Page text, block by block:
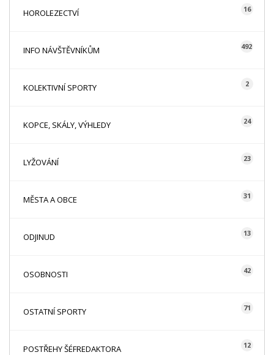
HOROLEZECTVÍ 16
INFO NÁVŠTĚVNÍKŮM 492
KOLEKTIVNÍ SPORTY 2
KOPCE, SKÁLY, VÝHLEDY 24
LYŽOVÁNÍ 23
MĚSTA A OBCE 31
ODJINUD 13
OSOBNOSTI 42
OSTATNÍ SPORTY 71
POSTŘEHY ŠÉFREDAKTORA 12